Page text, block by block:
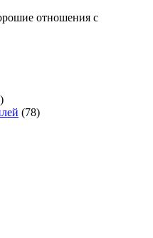
отношения с
(78)